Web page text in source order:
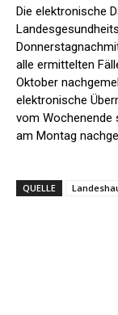
Die elektronische
alle ermittelten
Oktober
elektronische
vom Wochenende
am Montag
QUELLE